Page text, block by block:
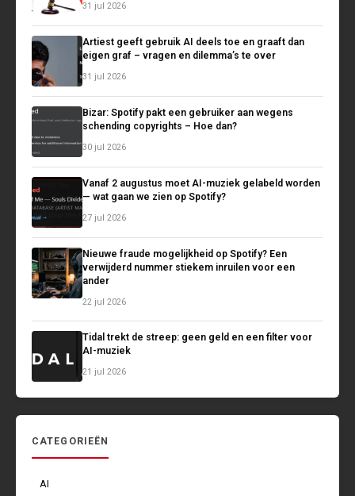
31 jul 2026
Artiest geeft gebruik AI deels toe en graaft dan
eigen graf – vragen en dilemma’s te over
31 jul 2026
Bizar: Spotify pakt een gebruiker aan wegens
schending copyrights – Hoe dan?
30 jul 2026
Vanaf 2 augustus moet AI-muziek gelabeld worden
— wat gaan we zien op Spotify?
27 jul 2026
Nieuwe fraude mogelijkheid op Spotify? Een
verwijderd nummer stiekem inruilen voor een
ander
22 jul 2026
Tidal trekt de streep: geen geld en een filter voor
AI-muziek
21 jul 2026
CATEGORIEËN
AI